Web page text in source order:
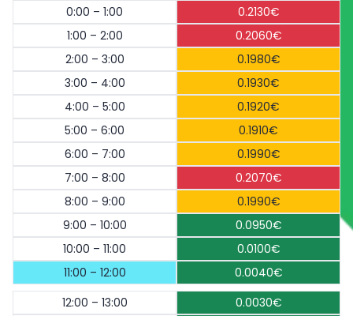
0:00 – 1:00
0.2130€
1:00 – 2:00
0.2060€
2:00 – 3:00
0.1980€
3:00 – 4:00
0.1930€
4:00 – 5:00
0.1920€
5:00 – 6:00
0.1910€
6:00 – 7:00
0.1990€
7:00 – 8:00
0.2070€
8:00 – 9:00
0.1990€
9:00 – 10:00
0.0950€
10:00 – 11:00
0.0100€
11:00 – 12:00
0.0040€
12:00 – 13:00
0.0030€